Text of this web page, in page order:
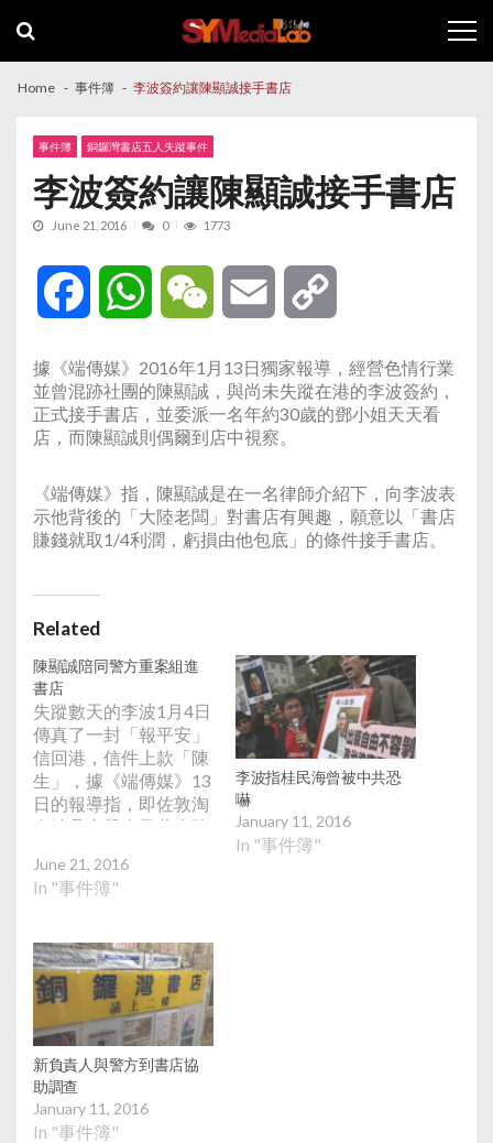
navigation
content
Home 事件簿 李波簽約讓陳顯誠接手書店
事件簿 銅鑼灣書店五人失蹤事件
李波簽約讓陳顯誠接手書店
June 21, 2016 0 1773
Facebook WhatsAppWeChat Email
據《端傳媒》2016年1月13日獨家報導，經營色情行業
並曾混跡社團的陳顯誠，與尚未失蹤在港的李波簽約，
正式接手書店，並委派一名年約30歲的鄧小姐天天看
店，而陳顯誠則偶爾到店中視察。
《端傳媒》指，陳顯誠是在一名律師介紹下，向李波表
示他背後的「大陸老闆」對書店有興趣，願意以「書店
賺錢就取1/4利潤，虧損由他包底」的條件接手書店。
Related
陳顯誠陪同警方重案組進
書店
失蹤數天的李波1月4日
傳真了一封「報平安」
信回港，信件上款「陳
生」，據《端傳媒》13
日的報導指，即佐敦淘
金沙桑拿股東及董事陳
透露，李波失跌後再也
無法聯繫上「陳生」。
總區重案組探員陪同
下，前往銅鑼灣書店打
開店門讓警方入內調
查，也使陳顯誠的身份
首次曝光。
June 21, 2016
In "事件簿"
李波指桂民海曾被中共恐
嚇
January 11, 2016
In "事件簿"
新負責人與警方到書店協
助調查
January 11, 2016
In "事件簿"